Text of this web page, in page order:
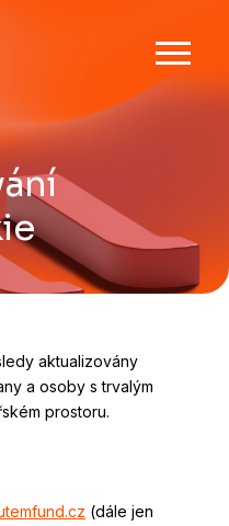
nás
aktualizovány
a osoby s trvalým
prostoru.
(dále jen